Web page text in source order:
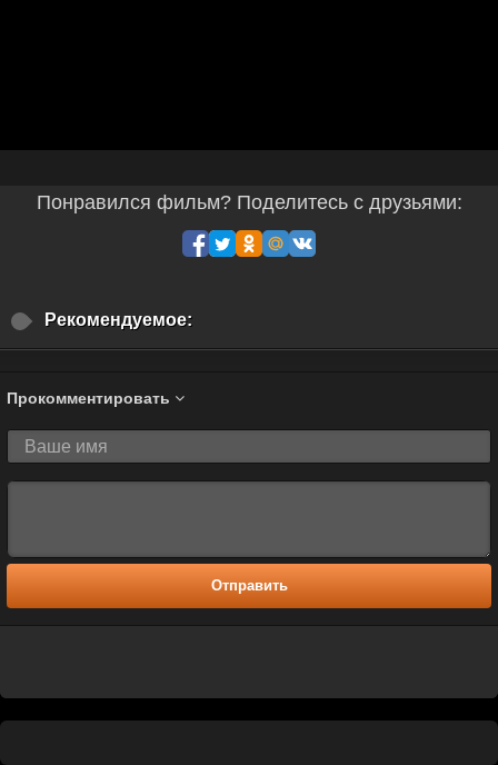
Понравился фильм? Поделитесь с друзьями:
Рекомендуемое:
Прокомментировать
Отправить